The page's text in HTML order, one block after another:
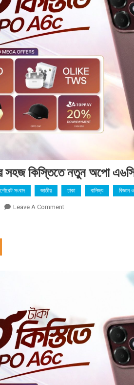
সহজ কিস্তিতে নতুন অপো
সংবাদ জাতীয় ঢাকা বানিজ্য বিজ্ঞান
Leave A CommentOn